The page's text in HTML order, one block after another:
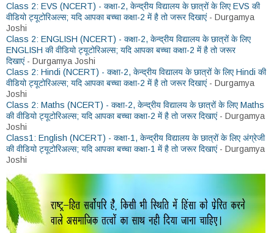
Class 2: EVS (NCERT) - कक्षा-2, केन्द्रीय विद्यालय के छात्रों के लिए EVS की
वीडियो ट्यूटोरिअल्स; यदि आपका बच्चा कक्षा-2 में है तो जरूर दिखाएं- Durgamya
Joshi
Class 2: ENGLISH (NCERT) - कक्षा-2, केन्द्रीय विद्यालय के छात्रों के लिए
ENGLISH की वीडियो ट्यूटोरिअल्स; यदि आपका बच्चा कक्षा-2 में है तो जरूर
दिखाएं- Durgamya Joshi
Class 2: Hindi (NCERT) - कक्षा-2, केन्द्रीय विद्यालय के छात्रों के लिए Hindi की
वीडियो ट्यूटोरिअल्स; यदि आपका बच्चा कक्षा-2 में है तो जरूर दिखाएं- Durgamya
Joshi
Class 2: Maths (NCERT) - कक्षा-2, केन्द्रीय विद्यालय के छात्रों के लिए Maths
की वीडियो ट्यूटोरिअल्स; यदि आपका बच्चा कक्षा-2 में है तो जरूर दिखाएं- Durgamya
Joshi
Class1: English (NCERT) - कक्षा-1, केन्द्रीय विद्यालय के छात्रों के लिए अंग्रेजी
की वीडियो ट्यूटोरिअल्स; यदि आपका बच्चा कक्षा-1 में है तो जरूर दिखाएं- Durgamya
Joshi